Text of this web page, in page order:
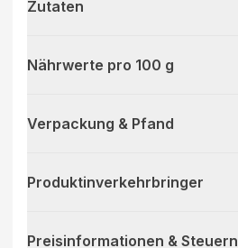
Zutaten
Nährwerte pro 100 g
Verpackung & Pfand
Produktinverkehrbringer
Preisinformationen & Steuern